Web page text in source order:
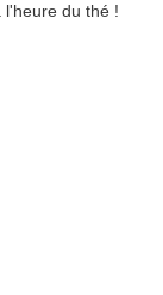
l'heure du thé !